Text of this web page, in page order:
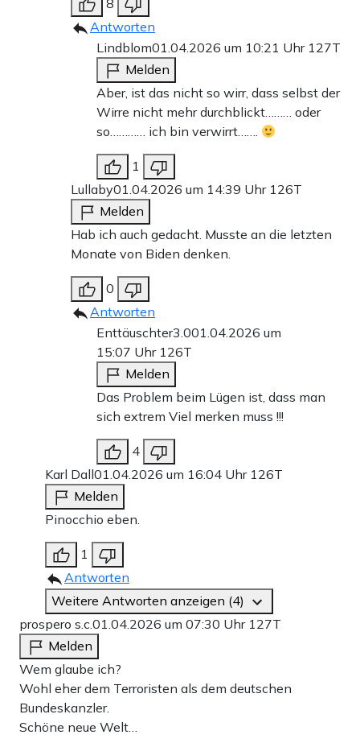
8
Antworten
Lindblom01.04.2026 um 10:21 Uhr 127T
Melden
Aber, ist das nicht so wirr, dass selbst der
Wirre nicht mehr durchblickt……… oder
so………… ich bin verwirrt…….
1
Lullaby01.04.2026 um 14:39 Uhr 126T
Melden
Hab ich auch gedacht. Musste an die letzten
Monate von Biden denken.
0
Antworten
Enttäuschter3.001.04.2026 um
15:07 Uhr 126T
Melden
Das Problem beim Lügen ist, dass man
sich extrem Viel merken muss !!!
4
Karl Dall01.04.2026 um 16:04 Uhr 126T
Melden
Pinocchio eben.
1
Antworten
Weitere Antworten anzeigen (4)
prospero s.c.01.04.2026 um 07:30 Uhr 127T
Melden
Wem glaube ich?
Wohl eher dem Terroristen als dem deutschen
Bundeskanzler.
Schöne neue Welt…